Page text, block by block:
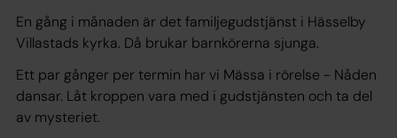
En gång i månaden är det familjegudstjänst i Hässelby
Villastads kyrka. Då brukar barnkörerna sjunga.
Ett par gånger per termin har vi Mässa i rörelse - Nåden
dansar. Låt kroppen vara med i gudstjänsten och ta del
av mysteriet.